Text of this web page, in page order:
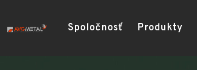
Spoločnosť Produkty